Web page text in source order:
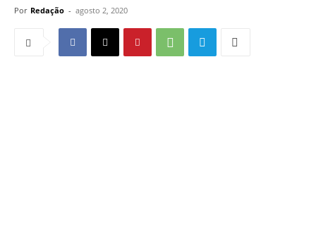
Por Redação - agosto 2, 2020